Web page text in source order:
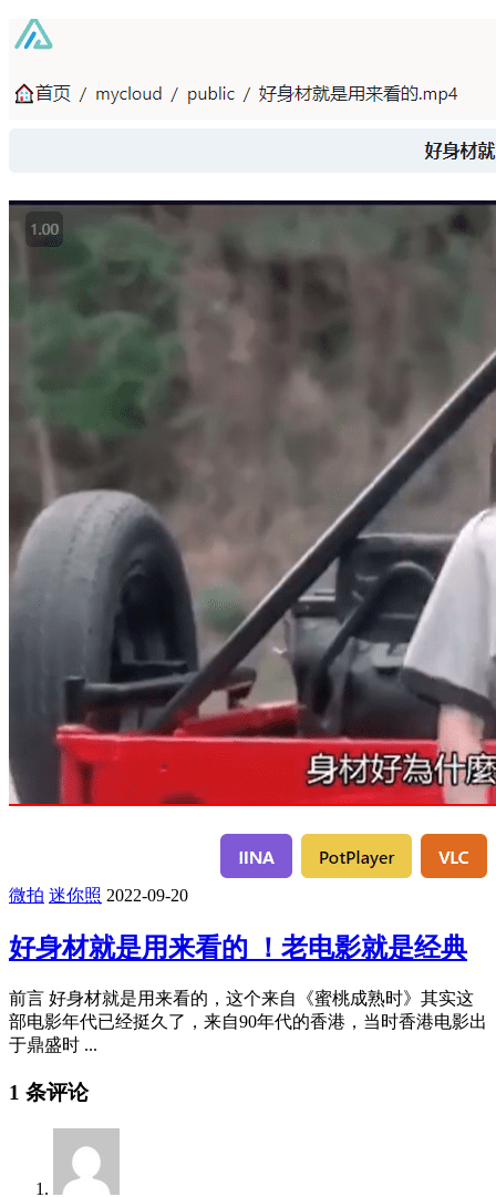
微拍 迷你照 2022-09-20
好身材就是用来看的 ！老电影就是经典
前言 好身材就是用来看的，这个来自《蜜桃成熟时》其实这
部电影年代已经挺久了，来自90年代的香港，当时香港电影出
于鼎盛时 ...
1 条评论